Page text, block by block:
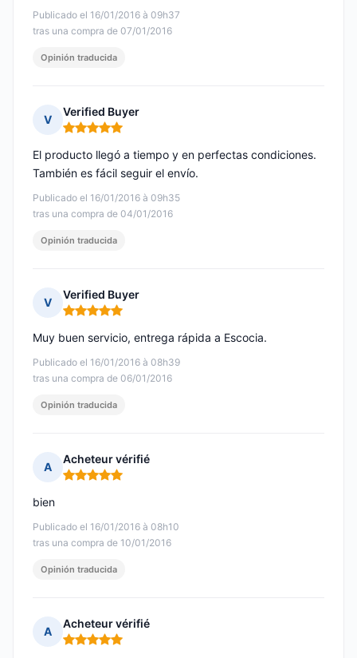
Publicado el 16/01/2016 à 09h37
tras una compra de 07/01/2016
Opinión traducida
V
Verified Buyer
Nota: 5 de 5
Publicado el 16/01/2016 à 09h35
tras una compra de 04/01/2016
El producto llegó a tiempo y en perfectas condiciones.
También es fácil seguir el envío.
Opinión traducida
V
Verified Buyer
Nota: 5 de 5
Publicado el 16/01/2016 à 08h39
tras una compra de 06/01/2016
Muy buen servicio, entrega rápida a Escocia.
Opinión traducida
A
Acheteur vérifié
Nota: 5 de 5
Publicado el 16/01/2016 à 08h10
tras una compra de 10/01/2016
bien
Opinión traducida
A
Acheteur vérifié
Nota: 5 de 5